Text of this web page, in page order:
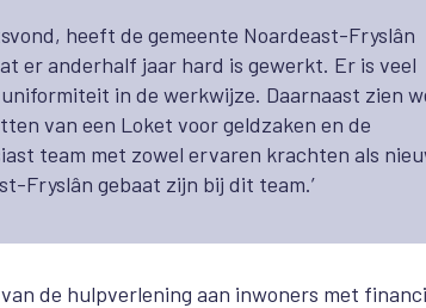
heeft de gemeente Noardeast-Fryslân
er anderhalf jaar hard is gewerkt. Er is veel
in de werkwijze. Daarnaast zien
van een Loket voor geldzaken en de
team met zowel ervaren krachten als
Fryslân gebaat zijn bij dit team.’
de hulpverlening aan inwoners met